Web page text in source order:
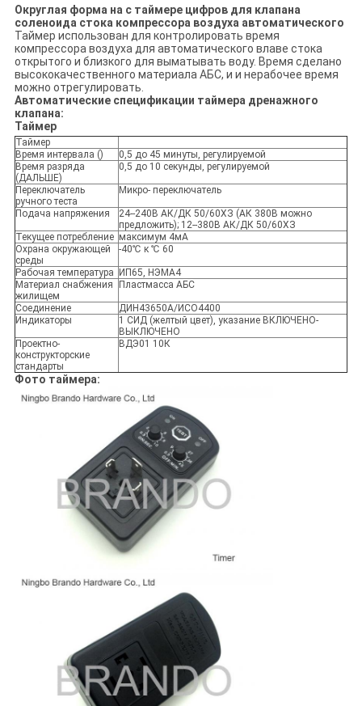
Округлая форма на с таймере цифров для клапана
соленоида стока компрессора воздуха автоматического
Таймер использован для контролировать время
компрессора воздуха для автоматического влаве стока
открытого и близкого для выматывать воду. Время сделано
высококачественного материала АБС, и и нерабочее время
можно отрегулировать.
Автоматические спецификации таймера дренажного
клапана:
Таймер
Таймер
Время интервала ()
0,5 до 45 минуты, регулируемой
Время разряда
(ДАЛЬШЕ)
0,5 до 10 секунды, регулируемой
Переключатель
ручного теста
Микро- переключатель
Подача напряжения
24--240В АК/ДК 50/60ХЗ (АК 380В можно
предложить); 12--380В АК/ДК 50/60ХЗ
Текущее потребление максимум 4мА
Охрана окружающей
среды
-40℃ к ℃ 60
Рабочая температура ИП65, НЭМА4
Материал снабжения
жилищем
Пластмасса АБС
Соединение
ДИН43650А/ИСО4400
Индикаторы
1 СИД (желтый цвет), указание ВКЛЮЧЕНО-
ВЫКЛЮЧЕНО
Проектно-
конструкторские
стандарты
ВДЭ01 10К
Фото таймера: